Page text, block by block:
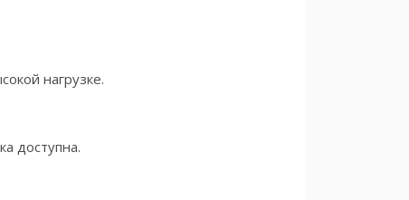
нагрузке.
доступна.